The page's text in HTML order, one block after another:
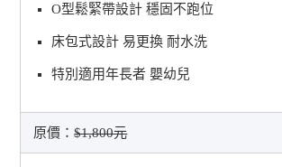
O型鬆緊帶設計 穩固不跑位
床包式設計 易更換 耐水洗
特別適用年長者 嬰幼兒
原價：$1,800元